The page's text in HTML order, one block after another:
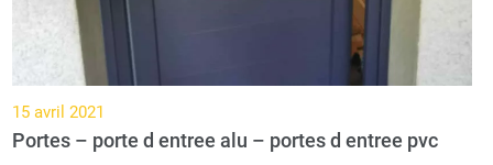
15 avril 2021
Portes – porte d entree alu – portes d entree pvc